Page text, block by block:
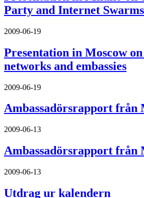
Party and Internet Swarms
2009-06-19
Presentation in Moscow on
networks and embassies
2009-06-19
Ambassadörsrapport från
2009-06-13
Ambassadörsrapport från
2009-06-13
Utdrag ur kalendern